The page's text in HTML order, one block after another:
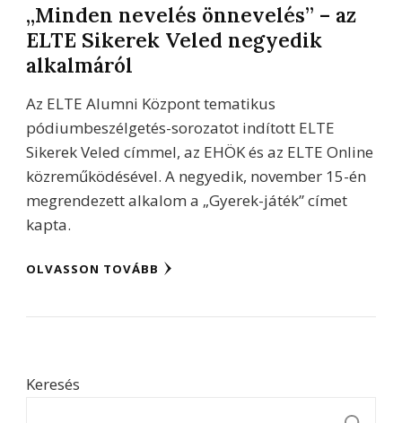
„Minden nevelés önnevelés” – az
ELTE Sikerek Veled negyedik
alkalmáról
Az ELTE Alumni Központ tematikus
pódiumbeszélgetés-sorozatot indított ELTE
Sikerek Veled címmel, az EHÖK és az ELTE Online
közreműködésével. A negyedik, november 15-én
megrendezett alkalom a „Gyerek-játék” címet
kapta.
OLVASSON TOVÁBB
Keresés